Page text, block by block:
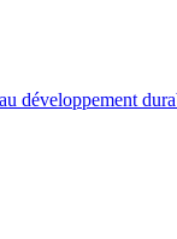
développement